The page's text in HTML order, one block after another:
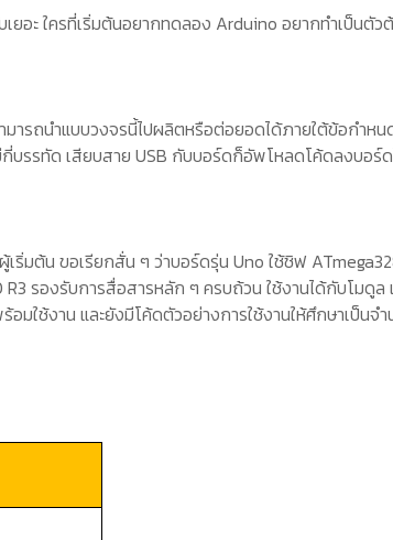
ยอะ ใครที่เริ่มต้นอยากทดลอง Arduinoอยากทำเป็นตัว
ารถนำแบบวงจรนี้ไปผลิตหรือต่อยอดได้ภายใต้ข้อกำห
กี่บรรทัด เสียบสายUSB กับบอร์ดก็อัพโหลดโค้ดลงบอร์ด
เริ่มต้น ขอเรียกสั่น ๆ ว่าบอร์ดรุ่นUnoใช้ชิฟ
R3รองรับการสื่อสารหลัก ๆ ครบถ้วน ใช้งานได้กับโมดูล
อมใช้งาน และยังมีโค้ดตัวอย่างการใช้งานให้ศึกษาเป็นจ